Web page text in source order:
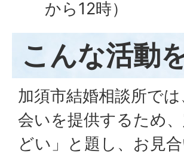
から12時）
こんな活動
加須市結婚相談所で
会いを提供するため
どい」と題し、お見